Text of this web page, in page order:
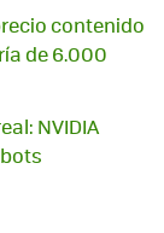
contenido
de 6.000
NVIDIA